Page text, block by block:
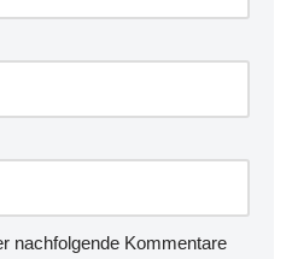
nachfolgende Kommentare